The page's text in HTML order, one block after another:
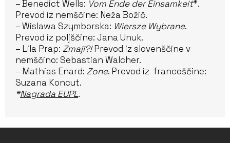
– Benedict Wells: Vom Ende der Einsamkeit*.
Prevod iz nemščine: Neža Božič.
– Wislawa Szymborska: Wiersze Wybrane.
Prevod iz poljščine: Jana Unuk.
– Lila Prap: Zmaji?!Prevod iz slovenščine v
nemščino: Sebastian Walcher.
– Mathias Enard: Zone. Prevod iz francoščine:
Suzana Koncut.
*Nagrada EUPL.